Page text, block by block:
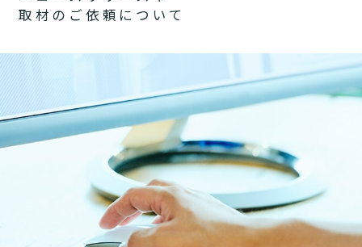
取 材 の ご 依 頼 に つ い て